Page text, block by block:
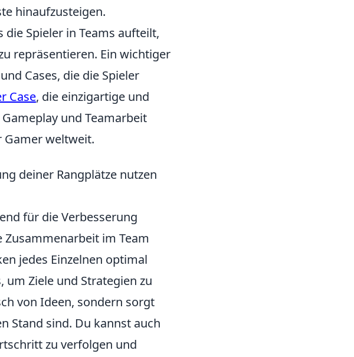
hinaufzusteigen.
Spieler in Teams aufteilt,
repräsentieren. Ein wichtiger
Cases, die die Spieler
Case, die einzigartige und
und Teamarbeit
Gamer weltweit.
deiner Rangplätze nutzen
für die Verbesserung
Zusammenarbeit im Team
jedes Einzelnen optimal
Ziele und Strategien zu
von Ideen, sondern sorgt
Stand sind. Du kannst auch
zu verfolgen und